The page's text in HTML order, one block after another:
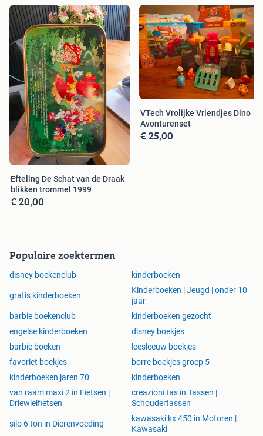
Efteling De Schat van de Draak
blikken trommel 1999
€ 20,00
VTech Vrolijke Vriendjes Dino
Avonturenset
€ 25,00
Populaire zoektermen
disney boekenclub kinderboeken
gratis kinderboeken
Kinderboeken | Jeugd | onder 10
jaar
barbie boekenclub
kinderboeken gezocht
engelse kinderboeken
disney boekjes
barbie boeken
leesleeuw boekjes
favoriet boekjes
borre boekjes groep 5
kinderboeken jaren 70
kinderboeken
van raam maxi 2 in Fietsen |
Driewielfietsen
creazioni tas in Tassen |
Schoudertassen
silo 6 ton in Dierenvoeding
kawasaki kx 450 in Motoren |
Kawasaki